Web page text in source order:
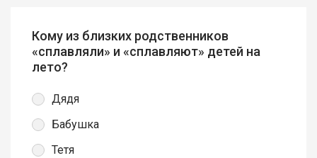
Кому из близких родственников
«сплавляли» и «сплавляют» детей на
лето?
Дядя
Бабушка
Тетя